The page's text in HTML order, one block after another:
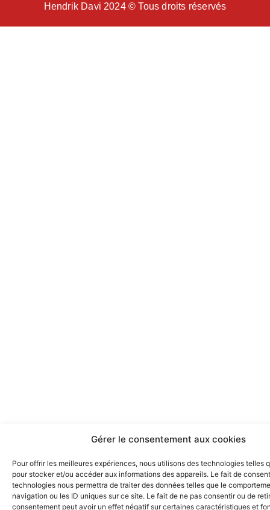
Gérer le consentement aux cookies
Pour offrir les meilleures expériences, nous utilisons des technologies telles
pour stocker et/ou accéder aux informations des appareils. Le fait de
technologies nous permettra de traiter des données telles que le
navigation ou les ID uniques sur ce site. Le fait de ne pas consentir ou de
consentement peut avoir un effet négatif sur certaines caractéristiques et
Hendrik Davi 2024 © Tous droits réservés